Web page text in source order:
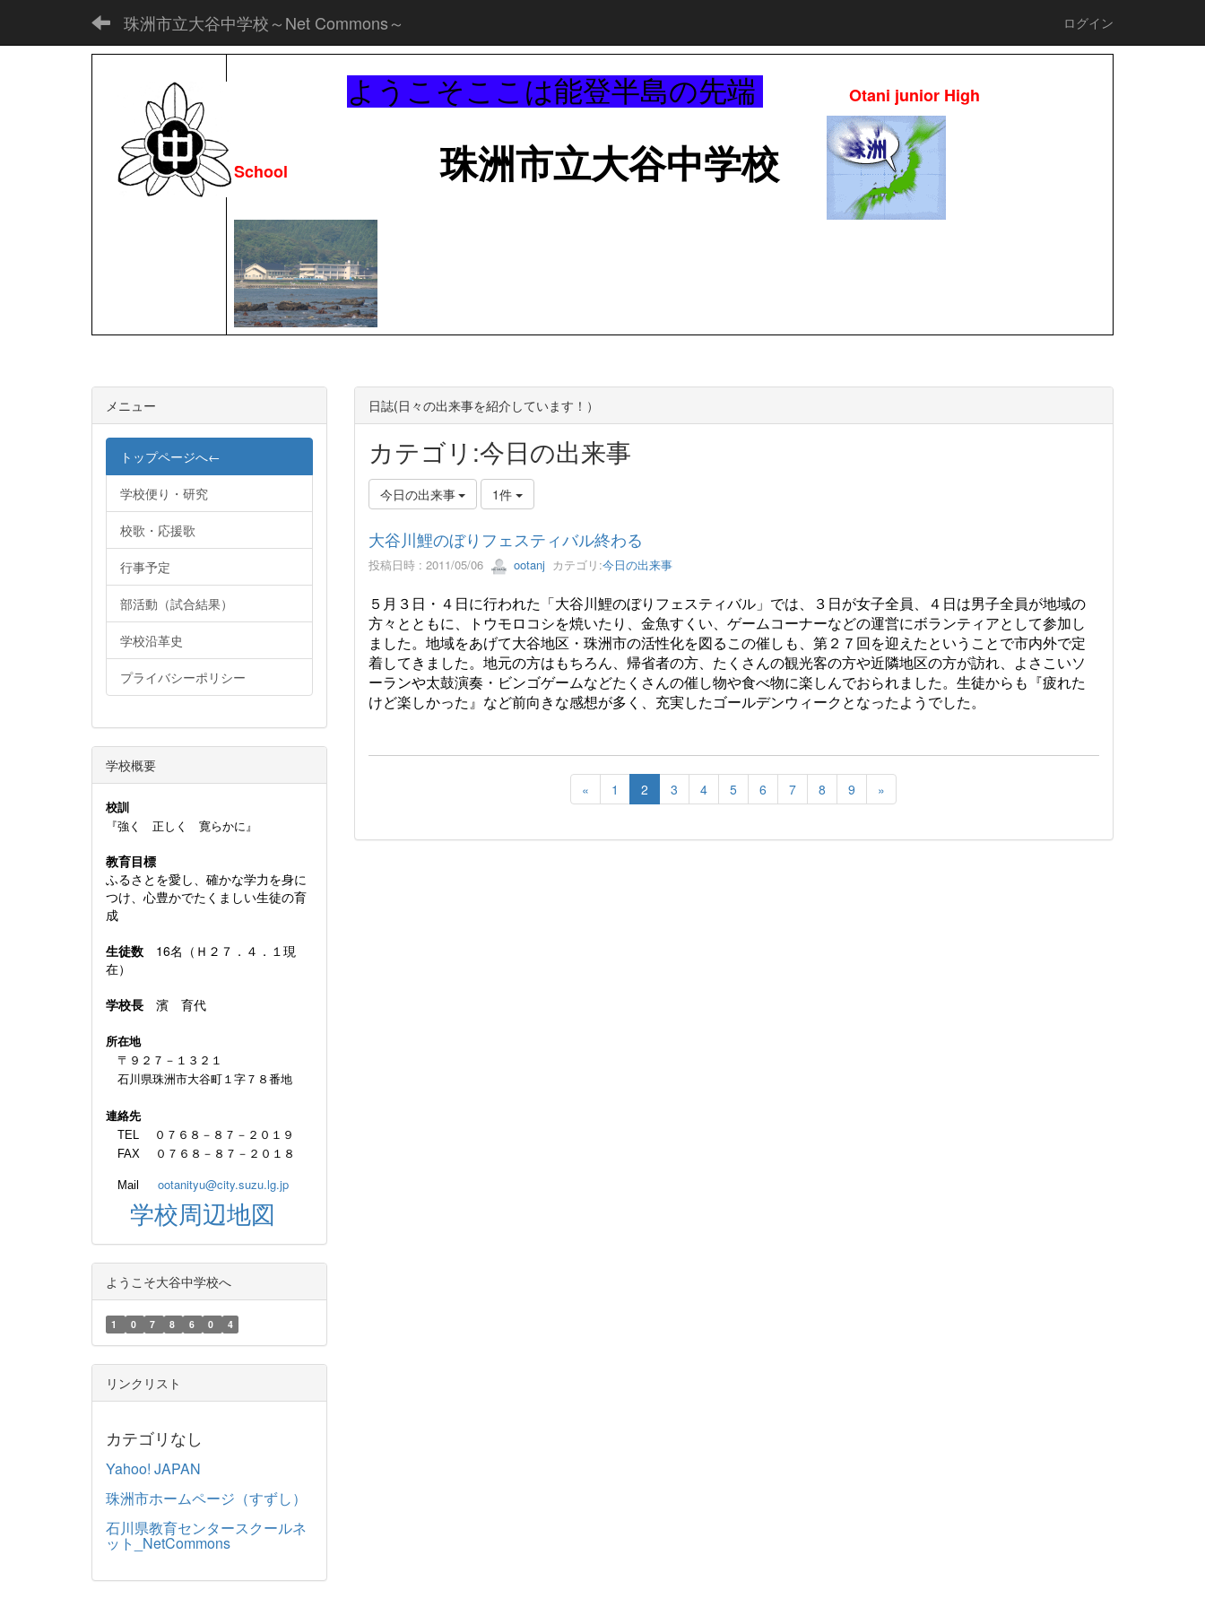
珠洲市立大谷中学校～Net Commons～ ログイン
ようこそここは能登半島の先端 Otani junior High
School 珠洲市立大谷中学校
日誌(日々の出来事を紹介しています！）
カテゴリ:今日の出来事
今日の出来事 1件
大谷川鯉のぼりフェスティバル終わる
投稿日時 : 2011/05/06 ootanjカテゴリ:今日の出来事
５月３日・４日に行われた「大谷川鯉のぼりフェスティバル」では、３日が女子全員、４日は男子全員が地域の
方々とともに、トウモロコシを焼いたり、金魚すくい、ゲームコーナーなどの運営にボランティアとして参加し
ました。地域をあげて大谷地区・珠洲市の活性化を図るこの催しも、第２７回を迎えたということで市内外で定
着してきました。地元の方はもちろん、帰省者の方、たくさんの観光客の方や近隣地区の方が訪れ、よさこいソ
ーランや太鼓演奏・ビンゴゲームなどたくさんの催し物や食べ物に楽しんでおられました。生徒からも『疲れた
けど楽しかった』など前向きな感想が多く、充実したゴールデンウィークとなったようでした。
« 1 2 3 4 5 6 7 8 9 »
メニュー
トップページへ←
学校便り・研究
校歌・応援歌
行事予定
部活動（試合結果）
学校沿革史
プライバシーポリシー
学校概要
校訓
『強く 正しく 寛らかに』
教育目標
ふるさとを愛し、確かな学力を身に
つけ、心豊かでたくましい生徒の育
成
生徒数 16名（Ｈ２７．４．１現
在）
学校長 濱 育代
所在地
〒９２７－１３２１
石川県珠洲市大谷町１字７８番地
連絡先
TEL ０７６８－８７－２０１９
FAX ０７６８－８７－２０１８
Mail ootanityu@city.suzu.lg.jp
学校周辺地図
ようこそ大谷中学校へ
1 0 7 8 6 0 4
リンクリスト
カテゴリなし
Yahoo! JAPAN
珠洲市ホームページ（すずし）
石川県教育センタースクールネ
ット_NetCommons